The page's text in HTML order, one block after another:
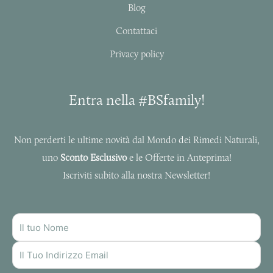
Blog
Contattaci
Privacy policy
Entra nella #BSfamily!
Non perderti le ultime novità dal Mondo dei Rimedi Naturali,
uno Sconto Esclusivoe le Offerte in Anteprima!
Iscriviti subito alla nostra Newsletter!
NOME
INDIRIZZO
MAIL